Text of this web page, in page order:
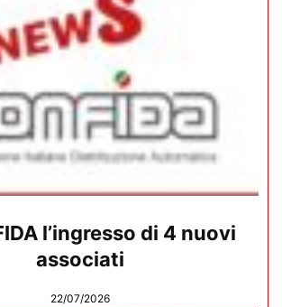
l’ingresso di 4 nuovi
associati
22/07/2026